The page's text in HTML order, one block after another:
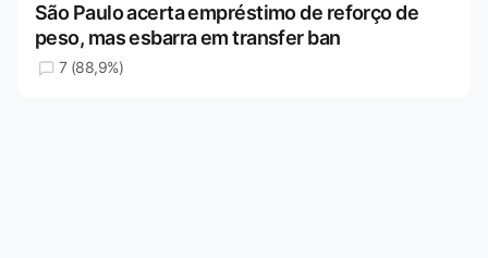
São Paulo acerta empréstimo de reforço de
peso, mas esbarra em transfer ban
7 (88,9%)